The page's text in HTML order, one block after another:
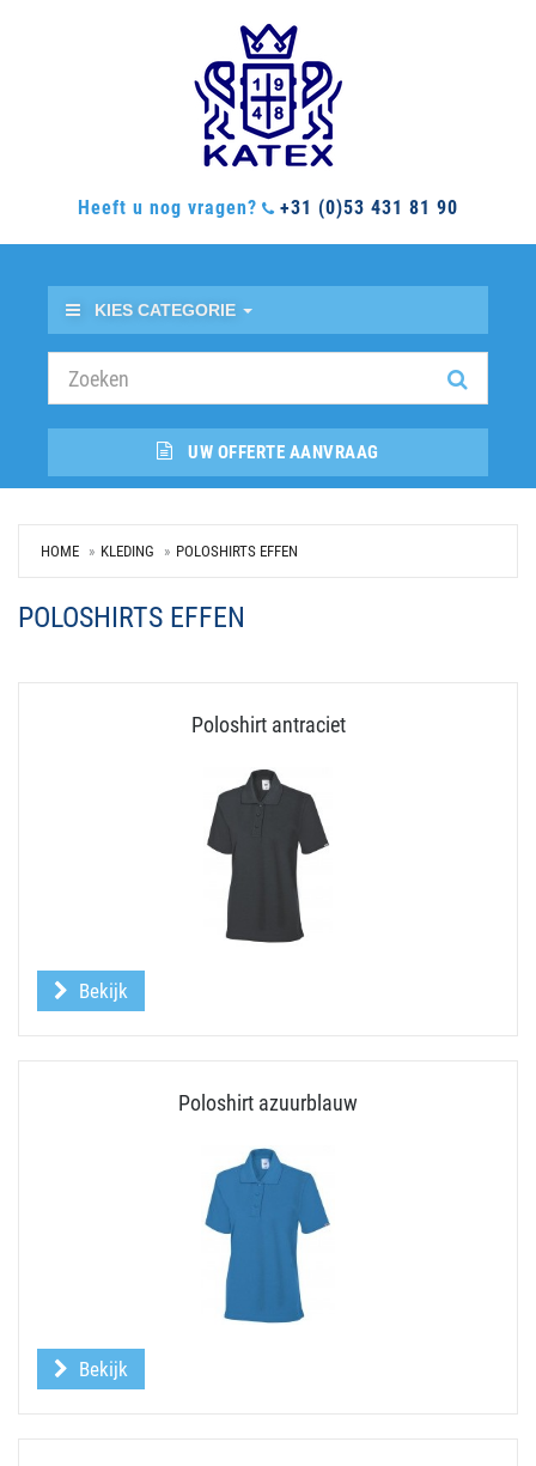
Heeft u nog vragen? +31 (0)53 431 81 90
KIES CATEGORIE
UW OFFERTE AANVRAAG
HOME KLEDING POLOSHIRTS EFFEN
POLOSHIRTS EFFEN
Poloshirt antraciet
Bekijk
Poloshirt azuurblauw
Bekijk